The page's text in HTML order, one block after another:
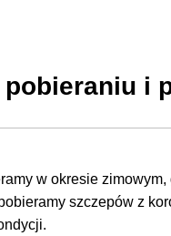
i
w okresie
szczepów z